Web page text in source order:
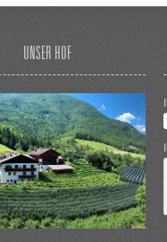
UNSER HOF